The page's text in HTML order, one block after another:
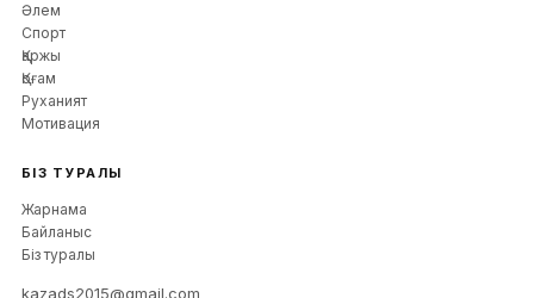
Әлем
Спорт
Қаржы
Қоғам
Руханият
Мотивация
БІЗ ТУРАЛЫ
Жарнама
Байланыс
Біз туралы
kazads2015@gmail.com